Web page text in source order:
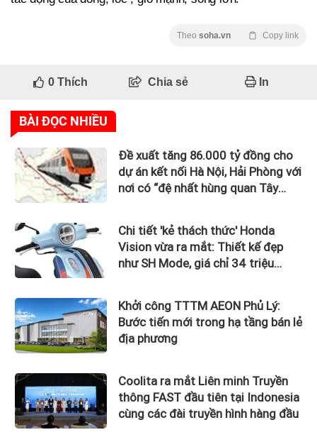
Theo soha.vn Copy link
0Thích Chia sẻ In
BÀI ĐỌC NHIỀU
Đề xuất tăng 86.000 tỷ đồng cho
dự án kết nối Hà Nội, Hải Phòng với
nơi có “đệ nhất hùng quan Tây
Chi tiết 'kẻ thách thức' Honda
Vision vừa ra mắt: Thiết kế đẹp
như SH Mode, giá chỉ 34 triệu
Khởi công TTTM AEON Phủ Lý:
Bước tiến mới trong hạ tầng bán lẻ
địa phương
Coolita ra mắt Liên minh Truyền
thông FAST đầu tiên tại Indonesia
cùng các đài truyền hình hàng đầu